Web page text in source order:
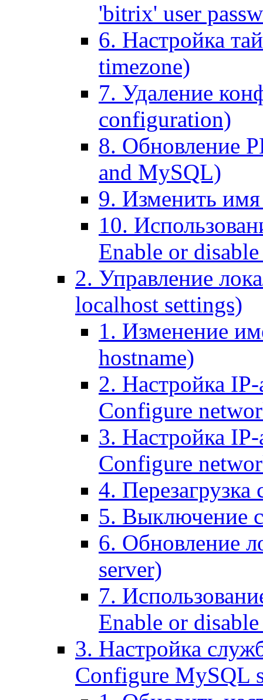
'bitrix' user
6. Настройка
timezone)
7. Удаление
configuration)
8. Обновление
and MySQL)
9. Изменить имя
10.
Enable or
2. Управление
localhost settings)
1. Изменение
hostname)
2. Настройка IP-
Configure
3. Настройка
Configure
4. Перезагрузка
5. Выключение
6. Обновление
server)
7.
Enable or
3. Настройка
Configure MySQL